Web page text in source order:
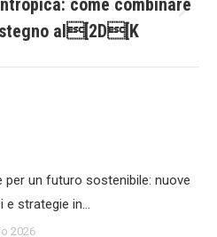
Prossimo
post:
come combinare
al[2D[K
per un futuro sostenibile: nuove
e strategie in…
2026